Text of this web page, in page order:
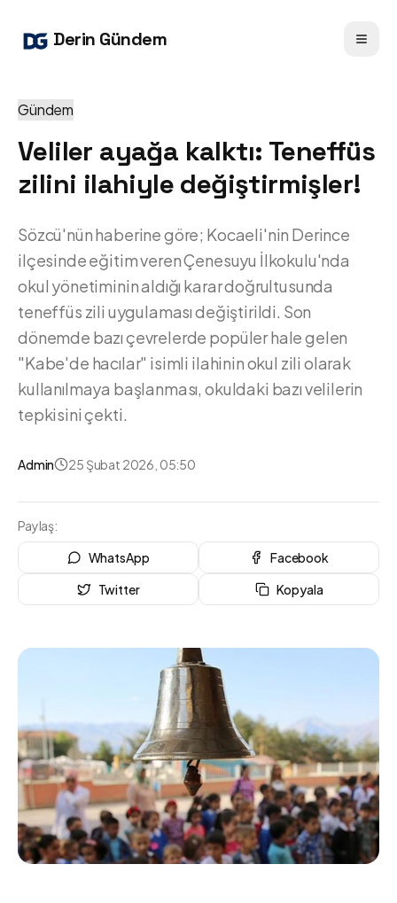
Derin Gündem
Gündem
Veliler ayağa kalktı: Teneffüs
zilini ilahiyle değiştirmişler!
Sözcü'nün haberine göre; Kocaeli'nin Derince
ilçesinde eğitim veren Çenesuyu İlkokulu'nda
okul yönetiminin aldığı karar doğrultusunda
teneffüs zili uygulaması değiştirildi. Son
dönemde bazı çevrelerde popüler hale gelen
"Kabe'de hacılar" isimli ilahinin okul zili olarak
kullanılmaya başlanması, okuldaki bazı velilerin
tepkisini çekti.
Admin 25 Şubat 2026, 05:50
Paylaş:
WhatsApp
Facebook
Twitter
Kopyala